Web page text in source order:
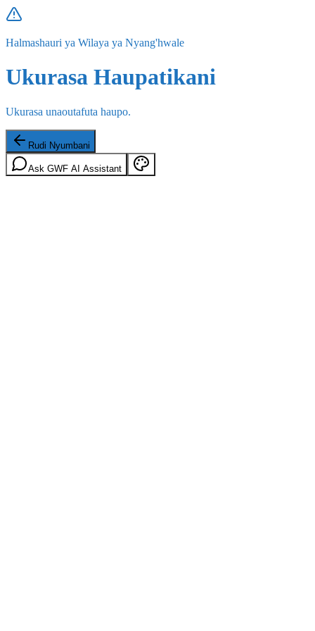
Halmashauri ya Wilaya ya Nyang'hwale
Ukurasa Haupatikani
Ukurasa unaoutafuta haupo.
Rudi Nyumbani
Ask GWF AI Assistant